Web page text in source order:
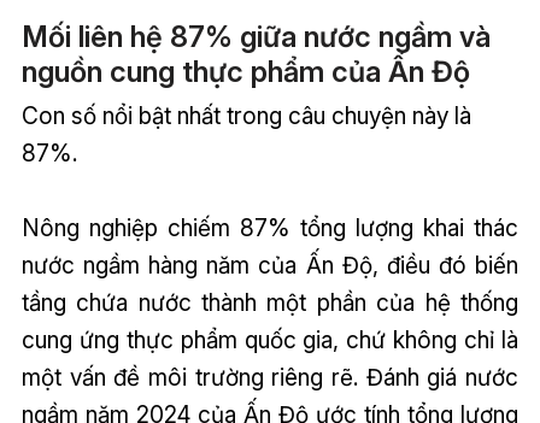
Mối liên hệ 87% giữa nước ngầm và
nguồn cung thực phẩm của Ấn Độ
Con số nổi bật nhất trong câu chuyện này là
87%.
Nông nghiệp chiếm 87% tổng lượng khai thác
nước ngầm hàng năm của Ấn Độ, điều đó biến
tầng chứa nước thành một phần của hệ thống
cung ứng thực phẩm quốc gia, chứ không chỉ là
một vấn đề môi trường riêng rẽ. Đánh giá nước
ngầm năm 2024 của Ấn Độ ước tính tổng lượng